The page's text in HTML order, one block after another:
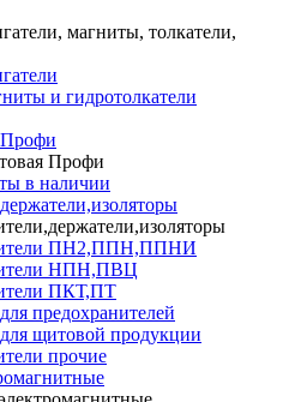
магниты, толкатели,
и гидротолкатели
Профи
Профи
в наличии
ПН2,ППН,ППНИ
НПН,ПВЦ
ПКТ,ПТ
предохранителей
щитовой продукции
прочие